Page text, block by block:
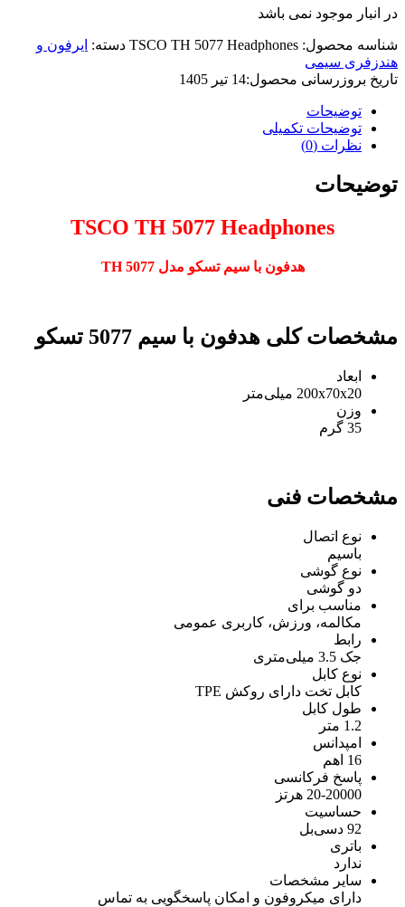
در انبار موجود نمی باشد
شناسه محصول: TSCO TH 5077 Headphones دسته: ایرفون و
هندزفری سیمی
تاریخ بروزرسانی محصول:14 تیر 1405
توضیحات
توضیحات تکمیلی
نظرات (0)
توضیحات
TSCO TH 5077 Headphones
هدفون با سیم تسکو مدل TH 5077
مشخصات کلی هدفون با سیم 5077 تسکو
ابعاد
200x70x20 میلی‌متر
وزن
35 گرم
مشخصات فنی
نوع اتصال
باسیم
نوع گوشی
دو گوشی
مناسب برای
مکالمه، ورزش، کاربری عمومی
رابط
جک 3.5 میلی‌متری
نوع کابل
کابل تخت دارای روکش TPE
طول کابل
1.2 متر
امپدانس
16 اهم
پاسخ فرکانسی
20-20000 هرتز
حساسیت
92 دسی‌بل
باتری
ندارد
سایر مشخصات
دارای میکروفون و امکان پاسخگویی به تماس